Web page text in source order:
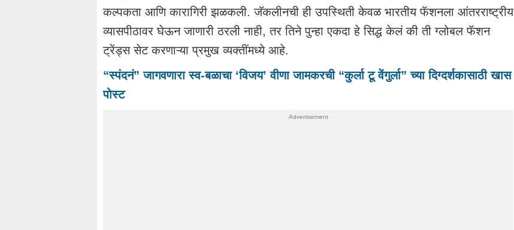
कल्पकता आणि कारागिरी झळकली. जॅकलीनची ही उपस्थिती केवळ भारतीय फॅशनला आंतरराष्ट्रीय
व्यासपीठावर घेऊन जाणारी ठरली नाही, तर तिने पुन्हा एकदा हे सिद्ध केलं की ती ग्लोबल फॅशन
ट्रेंड्स सेट करणाऱ्या प्रमुख व्यक्तींमध्ये आहे.
“स्पंदनं” जागवणारा स्व-बळाचा ‘विजय’ वीणा जामकरची “कुर्ला टू वेंगुर्ला” च्या दिग्दर्शकासाठी खास
पोस्ट